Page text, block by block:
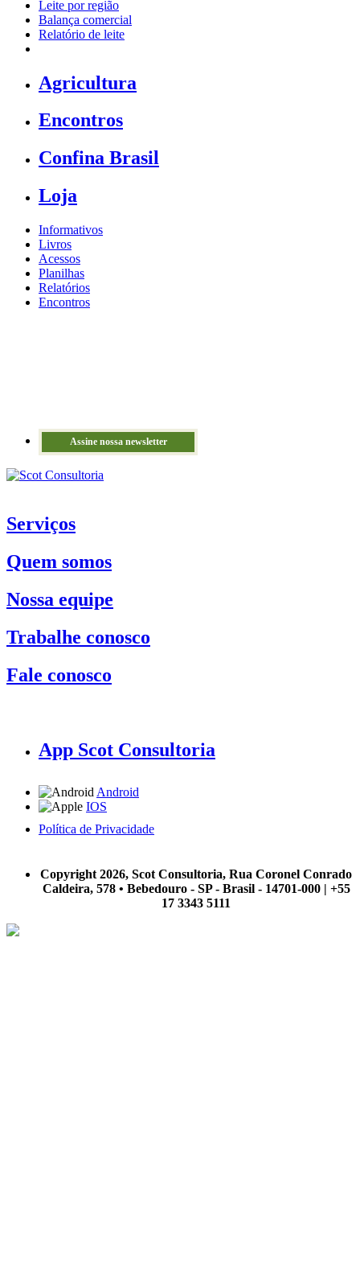
Leite por região
Balança comercial
Relatório de leite
Agricultura
Encontros
Confina Brasil
Loja
Informativos
Livros
Acessos
Planilhas
Relatórios
Encontros
Assine nossa newsletter
Serviços
Quem somos
Nossa equipe
Trabalhe conosco
Fale conosco
App Scot Consultoria
Android
IOS
Política de Privacidade
Copyright 2026, Scot Consultoria, Rua Coronel Conrado
Caldeira, 578 • Bebedouro - SP - Brasil - 14701-000 | +55
17 3343 5111